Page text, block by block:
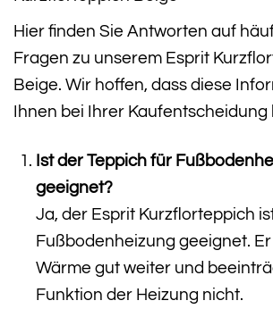
Hier finden Sie Antworten auf
Fragen zu unserem Esprit
Beige. Wir hoffen, dass diese
Ihnen bei Ihrer Kaufentscheidung
Ist der Teppich für
geeignet?
Ja, der Esprit Kurzflorteppich
Fußbodenheizung geeignet.
Wärme gut weiter und
Funktion der Heizung nicht.